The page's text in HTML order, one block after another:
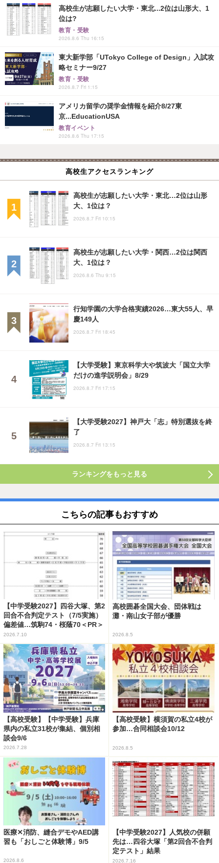
高校生が志願したい大学・東北...2位は山形大、1
位は?
教育・受験
2026.8.6 Thu 16:15
東大新学部「UTokyo College of Design」入試攻
略セミナー9/27
教育・受験
2026.8.7 Fri 1:15
アメリカ留学の奨学金情報を紹介8/27東
京...EducationUSA
教育イベント
2026.8.6 Thu 17:15
高校生アクセスランキング
高校生が志願したい大学・東北…2位は山形
大、1位は？
2026.8.7 Fri 10:15
高校生が志願したい大学・関西…2位は関西
大、1位は？
2026.8.6 Thu 9:15
行知学園の大学合格実績2026…東大55人、早
慶149人
2026.8.7 Fri 18:45
【大学受験】東京科学大や筑波大「国立大学
だけの進学説明会」8/29
2026.8.7 Fri 17:15
【大学受験2027】神戸大「志」特別選抜を終
了
2026.8.7 Fri 13:15
ランキングをもっと見る
こちらの記事もおすすめ
【中学受験2027】四谷大塚、第2
回合不合判定テスト（7/5実施）
偏差値…筑駒74・桜蔭70＜PR＞
2026.7.10
高校囲碁全国大会、団体戦は
灘・南山女子部が優勝
2026.8.5
【高校受験】【中学受験】兵庫
県内の私立31校が集結、個別相
談会9/6
2026.7.28
【高校受験】横須賀の私立4校が
参加…合同相談会10/12
2026.8.5
医療✕消防、縫合デモやAED講
習も「おしごと体験博」9/5
2026.8.6
【中学受験2027】人気校の併願
先は…四谷大塚「第2回合不合判
定テスト」結果
2026.7.16